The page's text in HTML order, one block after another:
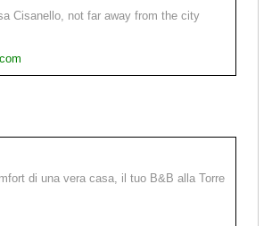
Cisanello, not far away from the city
di una vera casa, il tuo B&B alla Torre